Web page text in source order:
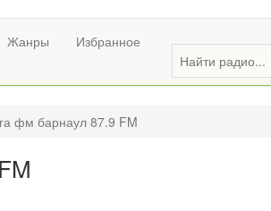
Жанры Избранное
фм барнаул 87.9 FM